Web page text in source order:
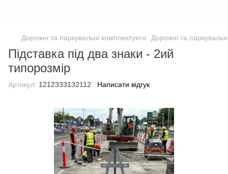
Дорожні та паркувальні комплектуючі Дорожні та
Підставка під два знаки - 2ий
типорозмір
Артикул: 1212333132112 Написати відгук